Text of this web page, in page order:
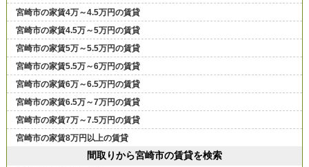
宮崎市の家賃4万～4.5万円の賃貸
宮崎市の家賃4.5万～5万円の賃貸
宮崎市の家賃5万～5.5万円の賃貸
宮崎市の家賃5.5万～6万円の賃貸
宮崎市の家賃6万～6.5万円の賃貸
宮崎市の家賃6.5万～7万円の賃貸
宮崎市の家賃7万～7.5万円の賃貸
宮崎市の家賃8万円以上の賃貸
間取りから宮崎市の賃貸を検索